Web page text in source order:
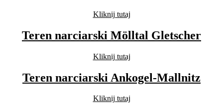
Kliknij tutaj
Teren narciarski Mölltal Gletscher
Kliknij tutaj
Teren narciarski Ankogel-Mallnitz
Kliknij tutaj